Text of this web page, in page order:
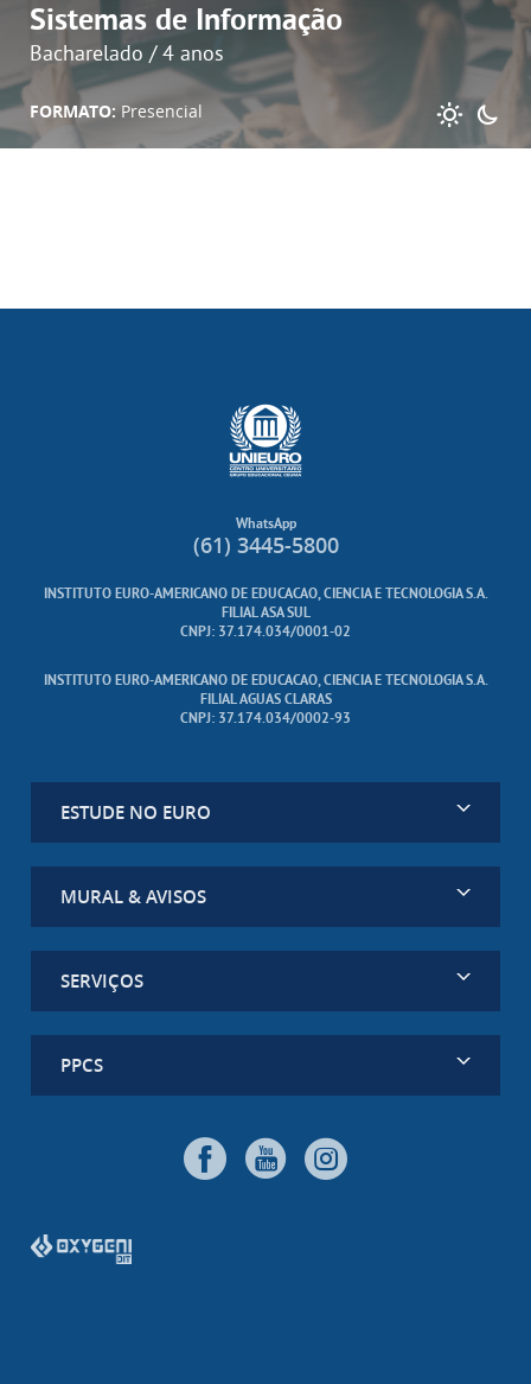
Sistemas de Informação
Bacharelado / 4 anos
FORMATO: Presencial
WhatsApp
(61) 3445-5800
INSTITUTO EURO-AMERICANO DE EDUCACAO, CIENCIA E TECNOLOGIA S.A.
FILIAL ASA SUL
CNPJ: 37.174.034/0001-02
INSTITUTO EURO-AMERICANO DE EDUCACAO, CIENCIA E TECNOLOGIA S.A.
FILIAL AGUAS CLARAS
CNPJ: 37.174.034/0002-93
ESTUDE NO EURO
MURAL & AVISOS
SERVIÇOS
PPCS